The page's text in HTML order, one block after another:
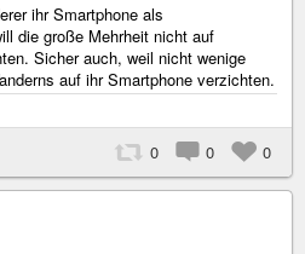
ihr Smartphone als
die große Mehrheit nicht auf
Sicher auch, weil nicht wenige
auf ihr Smartphone verzichten.
0 0 0